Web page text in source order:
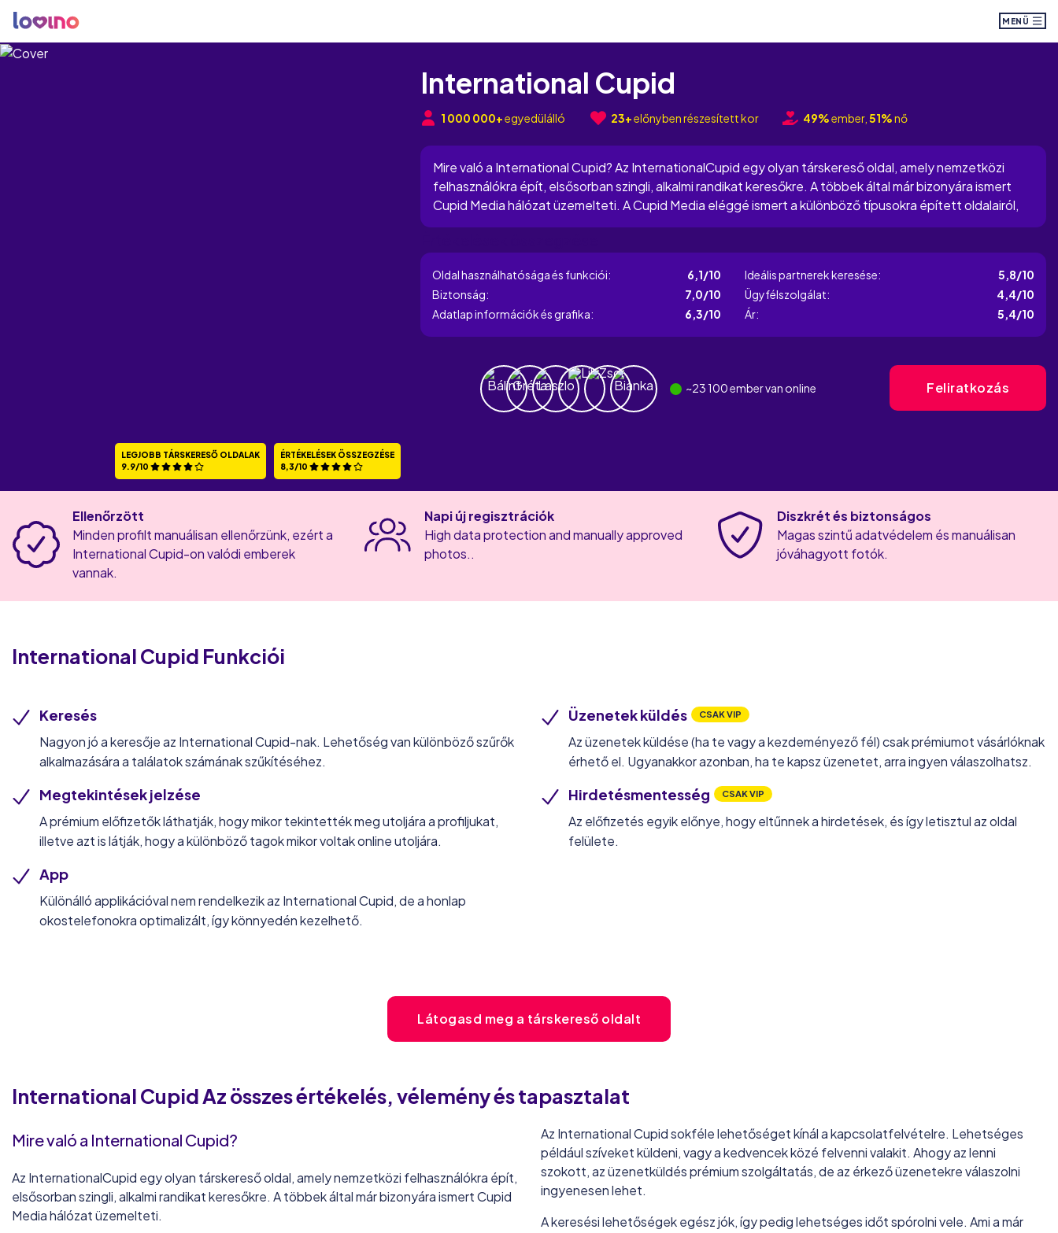
MENÜ
LEGJOBB TÁRSKERESŐ OLDALAK
9.9/10
ÉRTÉKELÉSEK ÖSSZEGZÉSE
8,3/10
International Cupid
1 000 000+egyedülálló 23+előnyben részesített kor 49%ember, 51%nő
Mire való a International Cupid? Az InternationalCupid egy olyan társkereső oldal, amely nemzetközi
felhasználókra épít, elsősorban szingli, alkalmi randikat keresőkre. A többek által már bizonyára ismert
Cupid Media hálózat üzemelteti. A Cupid Media eléggé ismert a különböző típusokra épített oldalairól,
és ezzel az oldallal pedig megmutatja, hogy a platform arra is alkalmas, hogy külföldi barátokat...
Oldal használhatósága és funkciói:
6,1/10
Biztonság:
7,0/10
Adatlap információk és grafika:
6,3/10
Ideális partnerek keresése:
5,8/10
Ügyfélszolgálat:
4,4/10
Ár:
5,4/10
~23 100ember van online Feliratkozás
Ellenőrzött
Minden profilt manuálisan ellenőrzünk, ezért a
International Cupid-on valódi emberek
vannak.
Napi új regisztrációk
High data protection and manually approved
photos..
Diszkrét és biztonságos
Magas szintű adatvédelem és manuálisan
jóváhagyott fotók.
International Cupid Funkciói
Keresés
Nagyon jó a keresője az International Cupid-nak. Lehetőség van különböző szűrők
alkalmazására a találatok számának szűkítéséhez.
Megtekintések jelzése
A prémium előfizetők láthatják, hogy mikor tekintették meg utoljára a profiljukat,
illetve azt is látják, hogy a különböző tagok mikor voltak online utoljára.
App
Különálló applikációval nem rendelkezik az International Cupid, de a honlap
okostelefonokra optimalizált, így könnyedén kezelhető.
Üzenetek küldés CSAK VIP
Az üzenetek küldése (ha te vagy a kezdeményező fél) csak prémiumot vásárlóknak
érhető el. Ugyanakkor azonban, ha te kapsz üzenetet, arra ingyen válaszolhatsz.
Hirdetésmentesség CSAK VIP
Az előfizetés egyik előnye, hogy eltűnnek a hirdetések, és így letisztul az oldal
felülete.
Látogasd meg a társkereső oldalt
International CupidAz összes értékelés, vélemény és tapasztalat
Mire való a International Cupid?
Az InternationalCupid egy olyan társkereső oldal, amely nemzetközi felhasználókra épít,
elsősorban szingli, alkalmi randikat keresőkre. A többek által már bizonyára ismert Cupid
Media hálózat üzemelteti.
Az International Cupid sokféle lehetőséget kínál a kapcsolatfelvételre. Lehetséges
például szíveket küldeni, vagy a kedvencek közé felvenni valakit. Ahogy az lenni
szokott, az üzenetküldés prémium szolgáltatás, de az érkező üzenetekre válaszolni
ingyenesen lehet.
A keresési lehetőségek egész jók, így pedig lehetséges időt spórolni vele. Ami a már